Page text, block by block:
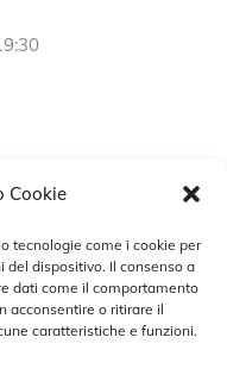
Cookie
tecnologie come i cookie per
del dispositivo. Il consenso a
dati come il comportamento
acconsentire o ritirare il
caratteristiche e funzioni.